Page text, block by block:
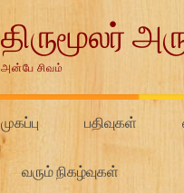
திருமூலர்
அன்பே சிவம்
முகப்பு பதிவுகள்
வரும் நிகழ்வுகள்